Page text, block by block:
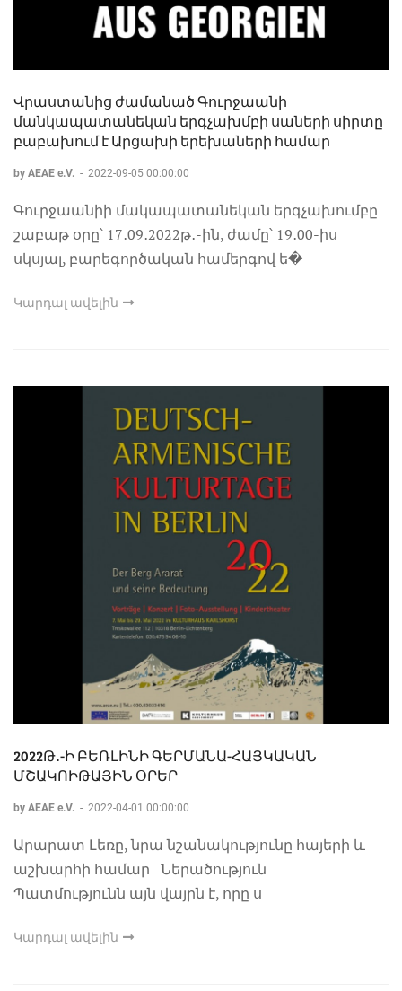
Վրաստանից ժամանած Գուրջաանի
մանկապատանեկան երգչախմբի սաների սիրտը
բաբախում է Արցախի երեխաների համար
by AEAE e.V. - 2022-09-05 00:00:00
Գուրջաանիի մակապատանեկան երգչախումբը
շաբաթ օրը՝ 17․09․2022թ․-ին, ժամը՝ 19․00-իս
սկսյալ, բարեգործական համերգով ե�
Կարդալ ավելին
2022Թ․-Ի ԲԵՌԼԻՆԻ ԳԵՐՄԱՆԱ-ՀԱՅԿԱԿԱՆ
ՄՇԱԿՈԻԹԱՅԻՆ ՕՐԵՐ
by AEAE e.V. - 2022-04-01 00:00:00
Արարատ Լեռը, նրա նշանակությունը հայերի և
աշխարհի համար Ներածություն
Պատմությունն այն վայրն է, որը ս
Կարդալ ավելին